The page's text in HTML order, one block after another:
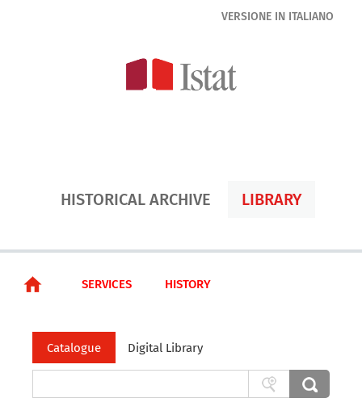
HISTORICAL ARCHIVE LIBRARY
SERVICES HISTORY
Catalogue
Digital Library
Advanced search